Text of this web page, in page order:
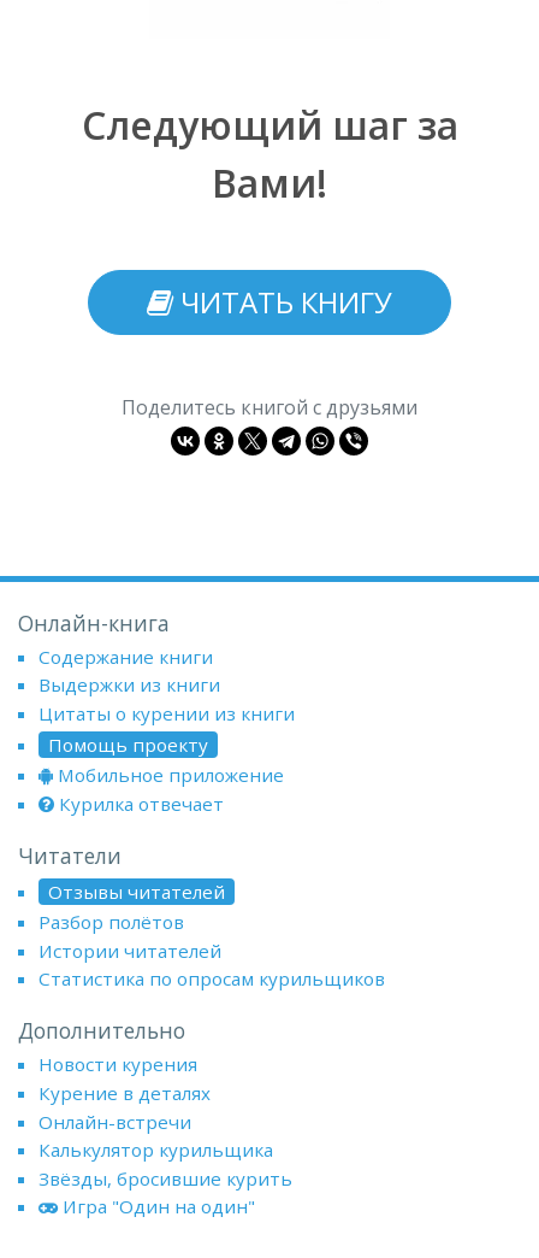
Следующий шаг за
Вами!
ЧИТАТЬ КНИГУ
Поделитесь книгой с друзьями
Онлайн-книга
Содержание книги
Выдержки из книги
Цитаты о курении из книги
Помощь проекту
Мобильное приложение
Курилка отвечает
Читатели
Отзывы читателей
Разбор полётов
Истории читателей
Статистика по опросам курильщиков
Дополнительно
Новости курения
Курение в деталях
Онлайн-встречи
Калькулятор курильщика
Звёзды, бросившие курить
Игра "Один на один"